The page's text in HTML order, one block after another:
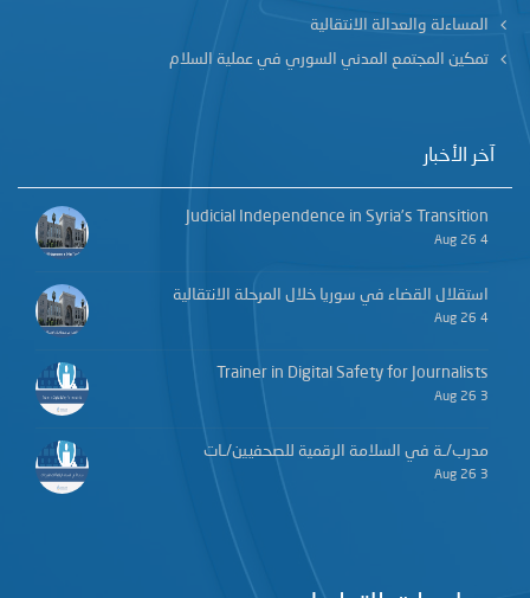
المساءلة والعدالة الانتقالية
تمكين المجتمع المدني السوري في عملية السلام
آخر الأخبار
Judicial Independence in Syria’s Transition
4 Aug 26
استقلال القضاء في سوريا خلال المرحلة الانتقالية
4 Aug 26
Trainer in Digital Safety for Journalists
3 Aug 26
مدرب/ـة في السلامة الرقمية للصحفيين/ـات
3 Aug 26